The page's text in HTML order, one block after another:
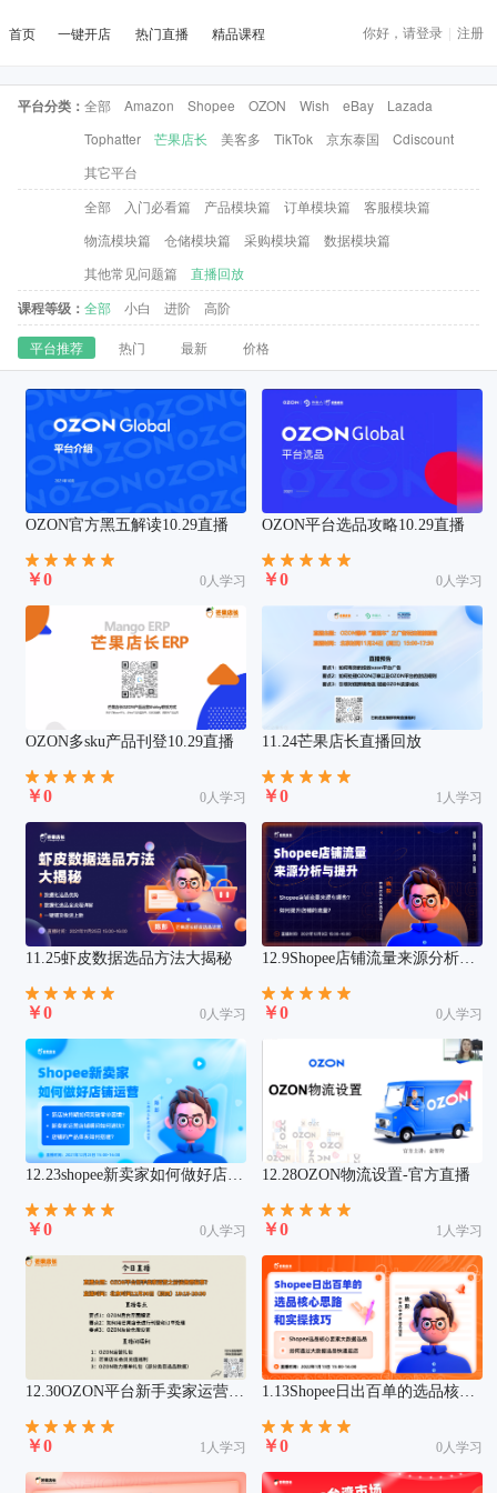
首页 一键开店 热门直播 精品课程 你好，请登录 | 注册
平台分类： 全部 Amazon Shopee OZON Wish eBay
Lazada
Tophatter
芒果店长 美客多 TikTok 京东泰国
Cdiscount
其它平台
全部
入门必看篇 产品模块篇 订单模块篇
客服模块篇
物流模块篇
仓储模块篇 采购模块篇
数据模块篇
其他常见问题篇
直播回放
课程等级： 全部 小白 进阶 高阶
平台推荐 热门 最新 价格
OZON官方黑五解读10.29直播
￥0 0人学习
OZON平台选品攻略10.29直播
￥0 0人学习
OZON多sku产品刊登10.29直播
￥0 0人学习
11.24芒果店长直播回放
￥0 1人学习
11.25虾皮数据选品方法大揭秘
￥0 0人学习
12.9Shopee店铺流量来源分析与
￥0 0人学习
12.23shopee新卖家如何做好店铺
￥0 0人学习
12.28OZON物流设置-官方直播
￥0 1人学习
12.30OZON平台新手卖家运营之
￥0 1人学习
1.13Shopee日出百单的选品核心
￥0 0人学习